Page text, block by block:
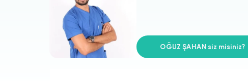
OĞUZ ŞAHAN siz misiniz?